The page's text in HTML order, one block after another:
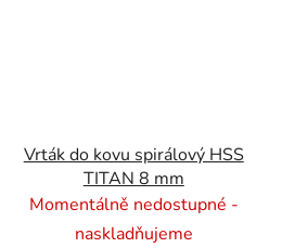
Vrták do kovu spirálový HSS
TITAN 8 mm
Momentálně nedostupné -
naskladňujeme